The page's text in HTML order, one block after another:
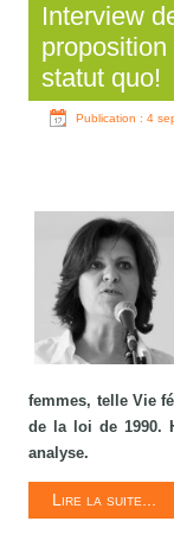
Interview
statut quo!
Publication : 4
femmes, telle Vie
de la loi de 1990.
analyse.
Lire la suite...